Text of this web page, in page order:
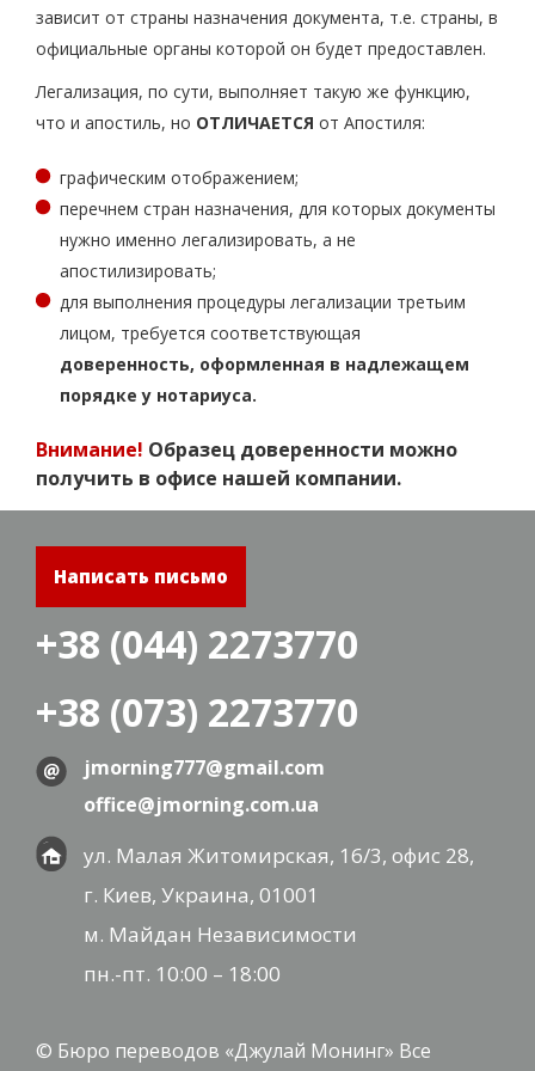
зависит от страны назначения документа, т.е. страны, в
официальные органы которой он будет предоставлен.
Легализация, по сути, выполняет такую же функцию,
что и апостиль, но ОТЛИЧАЕТСЯ от Апостиля:
графическим отображением;
перечнем стран назначения, для которых документы
нужно именно легализировать, а не
апостилизировать;
для выполнения процедуры легализации третьим
лицом, требуется соответствующая
доверенность, оформленная в надлежащем
порядке у нотариуса.
Внимание! Образец доверенности можно
получить в офисе нашей компании.
© Бюро переводов «Джулай Монинг» Все
+38 (044) 2273770
+38 (073) 2273770
jmorning777@gmail.com
office@jmorning.com.ua
ул. Малая Житомирская, 16/3, офис 28,
г. Киев, Украина, 01001
м. Майдан Независимости
пн.-пт. 10:00 – 18:00
Написать письмо